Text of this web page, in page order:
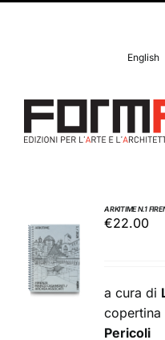
English
AGGIUNGI
AL
CARRELLO
/
DETTAGLI
ARKITIME N.1
€22.00
a cura di
Pericoli